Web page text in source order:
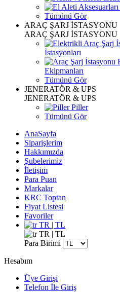
Tümünü Gör
ARAÇ ŞARJ İSTASYONU
ARAÇ ŞARJ İSTASYONU
İstasyonları
Ekipmanları
Tümünü Gör
JENERATÖR & UPS
JENERATÖR & UPS
Piller
Tümünü Gör
AnaSayfa
Siparişlerim
Hakkımızda
Şubelerimiz
İletişim
Para Puan
Markalar
KRC Toptan
Fiyat Listesi
Favoriler
TR | TL
TR | TL
Para Birimi
Hesabım
Üye Girişi
Telefon İle Giriş